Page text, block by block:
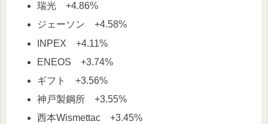
瑞光 +4.86%
ジェーソン +4.58%
INPEX +4.11%
ENEOS +3.74%
ギフト +3.56%
神戸製鋼所 +3.55%
西本Wismettac +3.45%